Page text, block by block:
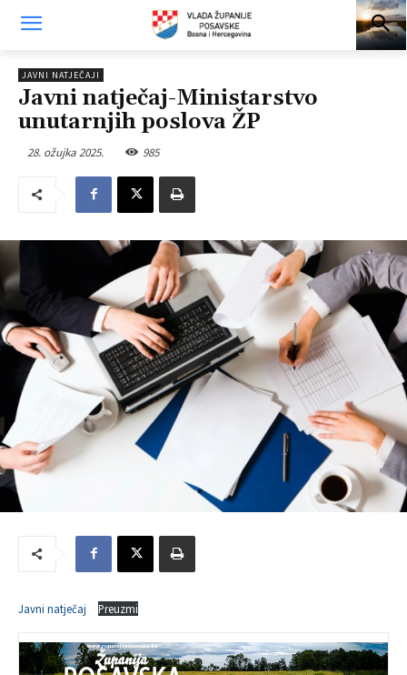
JAVNI NATJEČAJI
Javni natječaj-Ministarstvo
unutarnjih poslova ŽP
28. ožujka 2025. 985
Javni natječaj Preuzmi